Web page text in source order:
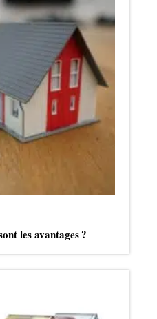
les avantages ?